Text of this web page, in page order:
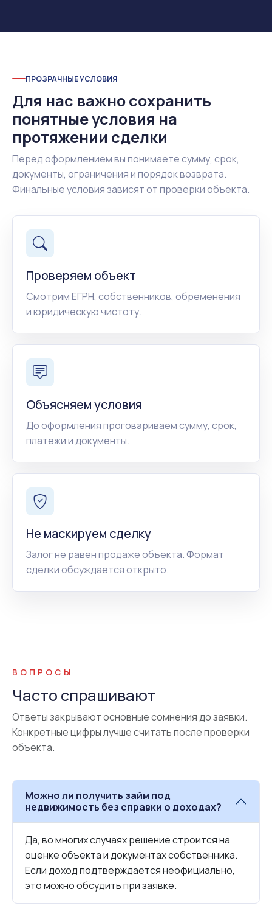
ПРОЗРАЧНЫЕ УСЛОВИЯ
Для нас важно сохранить
понятные условия на
протяжении сделки
Перед оформлением вы понимаете сумму, срок,
документы, ограничения и порядок возврата.
Финальные условия зависят от проверки объекта.
Проверяем объект
Смотрим ЕГРН, собственников, обременения
и юридическую чистоту.
Объясняем условия
До оформления проговариваем сумму, срок,
платежи и документы.
Не маскируем сделку
Залог не равен продаже объекта. Формат
сделки обсуждается открыто.
ВОПРОСЫ
Часто спрашивают
Ответы закрывают основные сомнения до заявки.
Конкретные цифры лучше считать после проверки
объекта.
Можно ли получить займ под
недвижимость без справки о доходах?
Да, во многих случаях решение строится на
оценке объекта и документах собственника.
Если доход подтверждается неофициально,
это можно обсудить при заявке.